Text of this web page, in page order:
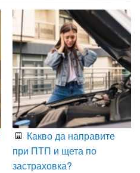
Какво да направите
при ПТП и щета по
застраховка?